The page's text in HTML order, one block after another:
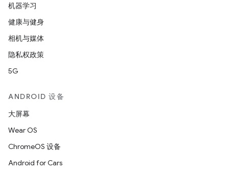
机器学习
健康与健身
相机与媒体
隐私权政策
5G
ANDROID 设备
大屏幕
Wear OS
ChromeOS 设备
Android for Cars